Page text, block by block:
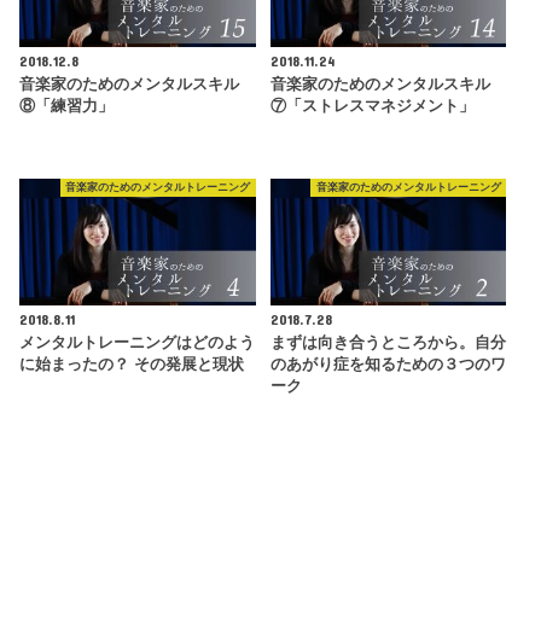
2018.12.8
音楽家のためのメンタルスキル
⑧「練習力」
2018.11.24
音楽家のためのメンタルスキル
⑦「ストレスマネジメント」
音楽家のためのメンタルトレーニング
2018.8.11
メンタルトレーニングはどのよう
に始まったの？ その発展と現状
音楽家のためのメンタルトレーニング
2018.7.28
まずは向き合うところから。自分
のあがり症を知るための３つのワ
ーク